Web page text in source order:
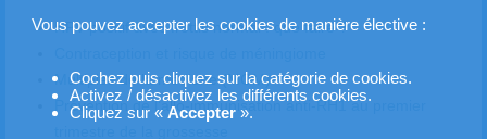
Vous pouvez accepter les cookies de manière élective :
Cochez puis cliquez sur la catégorie de cookies.
Activez / désactivez les différents cookies.
Cliquez sur « Accepter».
HPV positif avec frottis normal : que faire ?
Multiples de la médiane (MOM)
Prévention de l’allo-immunisation anti-RH1 au premier